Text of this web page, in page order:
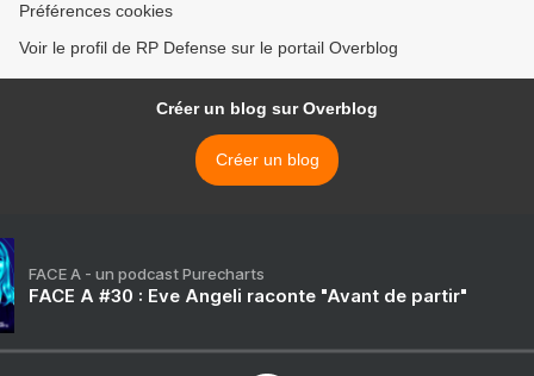
Préférences cookies
Voir le profil de RP Defense sur le portail Overblog
Créer un blog sur Overblog
Créer un blog
FACE A - un podcast Purecharts
FACE A #30 : Eve Angeli raconte "Avant de partir"